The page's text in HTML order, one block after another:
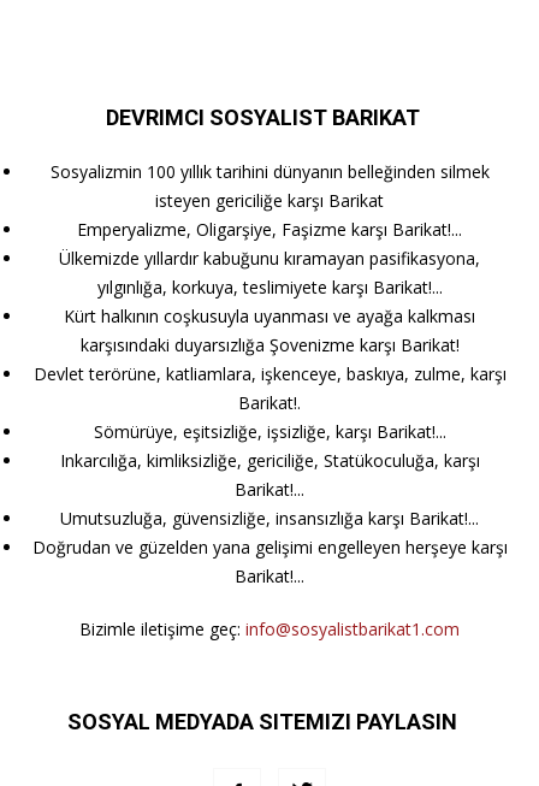
DEVRIMCI SOSYALIST BARIKAT
Sosyalizmin 100 yıllık tarihini dünyanın belleğinden silmek
isteyen gericiliğe karşı Barikat
Emperyalizme, Oligarşiye, Faşizme karşı Barikat!...
Ülkemizde yıllardır kabuğunu kıramayan pasifikasyona,
yılgınlığa, korkuya, teslimiyete karşı Barikat!...
Kürt halkının coşkusuyla uyanması ve ayağa kalkması
karşısındaki duyarsızlığa Şovenizme karşı Barikat!
Devlet terörüne, katliamlara, işkenceye, baskıya, zulme, karşı
Barikat!.
Sömürüye, eşitsizliğe, işsizliğe, karşı Barikat!...
Inkarcılığa, kimliksizliğe, gericiliğe, Statükoculuğa, karşı
Barikat!...
Umutsuzluğa, güvensizliğe, insansızlığa karşı Barikat!...
Doğrudan ve güzelden yana gelişimi engelleyen herşeye karşı
Barikat!...
Bizimle iletişime geç: info@sosyalistbarikat1.com
SOSYAL MEDYADA SITEMIZI PAYLASIN